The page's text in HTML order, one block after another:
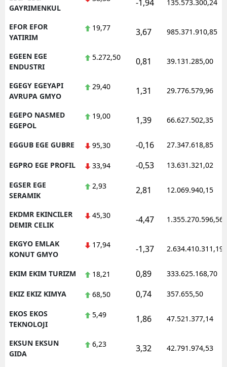
GAYRIMENKUL
-1,94 135.573.300,24
EFOR EFOR
YATIRIM
19,77 3,67 985.371.910,85
EGEEN EGE
ENDUSTRI
5.272,50 0,81 39.131.285,00
EGEGY EGEYAPI
AVRUPA GMYO
29,40 1,31 29.776.579,96
EGEPO NASMED
EGEPOL
19,00 1,39 66.627.502,35
EGGUB EGE GUBRE 95,30 -0,16 27.347.618,85
EGPRO EGE PROFIL 33,94 -0,53 13.631.321,02
EGSER EGE
SERAMIK
2,93 2,81 12.069.940,15
EKDMR EKINCILER
DEMIR CELIK
45,30 -4,47 1.355.270.596,56
EKGYO EMLAK
KONUT GMYO
17,94 -1,37 2.634.410.311,19
EKIM EKIM TURIZM 18,21 0,89 333.625.168,70
EKIZ EKIZ KIMYA 68,50 0,74 357.655,50
EKOS EKOS
TEKNOLOJI
5,49 1,86 47.521.377,14
EKSUN EKSUN
GIDA
6,23 3,32 42.791.974,53